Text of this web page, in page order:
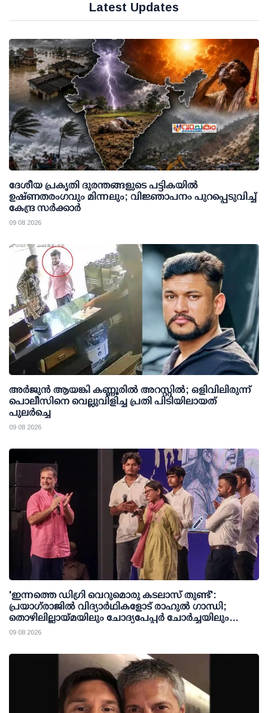
Latest Updates
ദേശീയ പ്രകൃതി ദുരന്തങ്ങളുടെ പട്ടികയില്‍
ഉഷ്ണതരംഗവും മിന്നലും; വിജ്ഞാപനം പുറപ്പെടുവിച്ച്
കേന്ദ്ര സര്‍ക്കാര്‍
09 08 2026
അര്‍ജുന്‍ ആയങ്കി കണ്ണൂരില്‍ അറസ്റ്റില്‍; ഒളിവിലിരുന്ന്
പൊലീസിനെ വെല്ലുവിളിച്ച പ്രതി പിടിയിലായത്
പുലര്‍ച്ചെ
09 08 2026
'ഇന്നത്തെ ഡിഗ്രി വെറുമൊരു കടലാസ് തുണ്ട്':
പ്രയാഗ്‌രാജില്‍ വിദ്യാര്‍ഥികളോട് രാഹുല്‍ ഗാന്ധി;
തൊഴിലില്ലായ്മയിലും ചോദ്യപേപ്പര്‍ ചോര്‍ച്ചയിലും
കേന്ദ്രത്തിനെതിരേ രൂക്ഷവിമര്‍ശനം
09 08 2026